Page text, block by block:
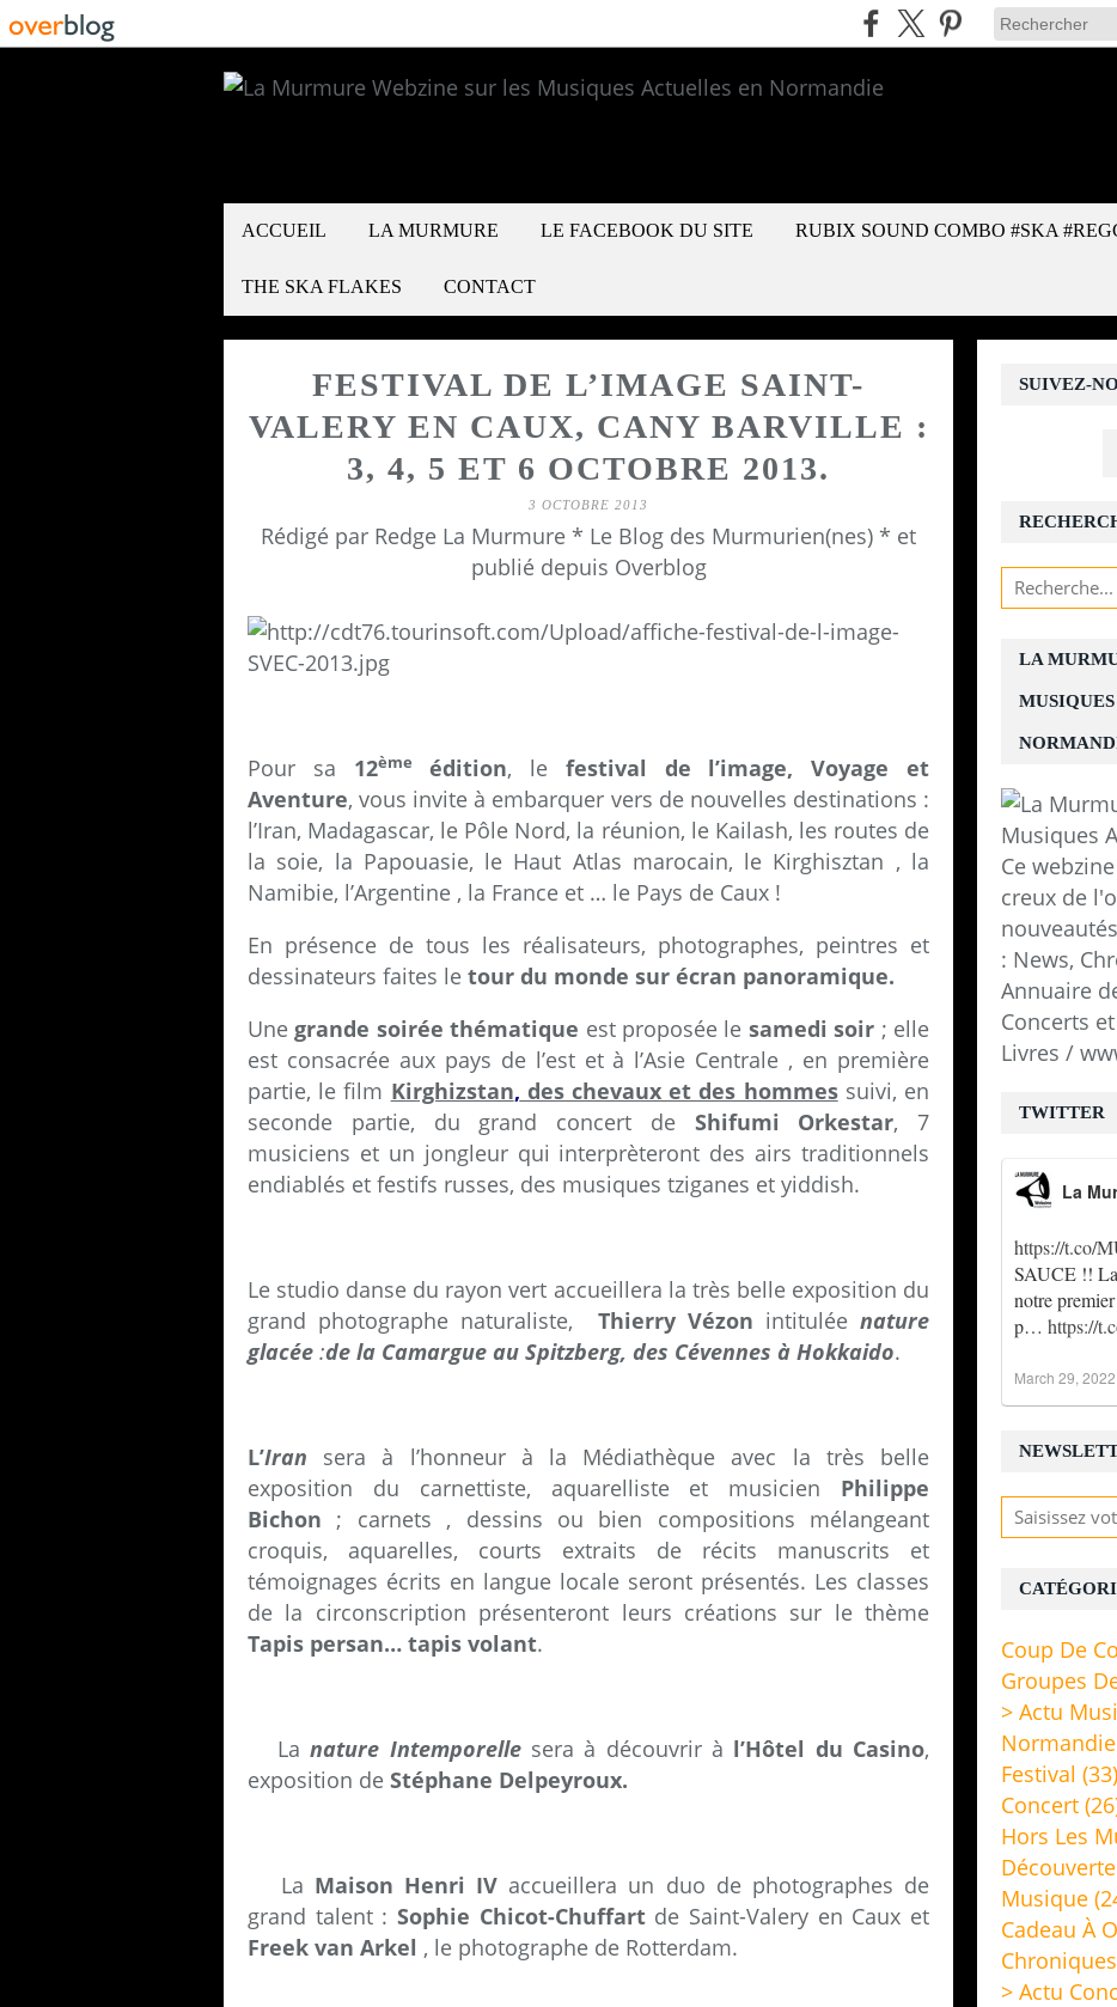
ACCUEIL LA MURMURE LE FACEBOOK DU SITE RUBIX SOUND COMBO #SKA
THE SKA FLAKES CONTACT
FESTIVAL DE L’IMAGE SAINT-
VALERY EN CAUX, CANY BARVILLE :
3, 4, 5 ET 6 OCTOBRE 2013.
3 OCTOBRE 2013
Rédigé par Redge La Murmure * Le Blog des Murmurien(nes) * et
publié depuis Overblog
Pour sa 12ème édition, le festival de l’image, Voyage et
Aventure, vous invite à embarquer vers de nouvelles destinations :
l’Iran, Madagascar, le Pôle Nord, la réunion, le Kailash, les routes de
la soie, la Papouasie, le Haut Atlas marocain, le Kirghisztan , la
Namibie, l’Argentine , la France et … le Pays de Caux !
En présence de tous les réalisateurs, photographes, peintres et
dessinateurs faites le tour du monde sur écran panoramique.
Unegrande soirée thématique est proposée le samedi soir ; elle
est consacrée aux pays de l’est et à l’Asie Centrale , en première
partie, le film Kirghizstan, des chevaux et des hommes suivi, en
seconde partie, du grand concert de Shifumi Orkestar, 7
musiciens et un jongleur qui interprèteront des airs traditionnels
endiablés et festifs russes, des musiques tziganes et yiddish.
Le studio danse du rayon vert accueillera la très belle exposition du
grand photographe naturaliste,
Thierry Vézon intitulée nature
glacée :de la Camargue au Spitzberg, des Cévennes à Hokkaido.
L’Iran
sera à l’honneur à la Médiathèque avec la très belle
exposition du carnettiste, aquarelliste et musicien Philippe
Bichon ; carnets , dessins ou bien compositions mélangeant
croquis, aquarelles, courts extraits de récits manuscrits et
témoignages écrits en langue locale seront présentés. Les classes
de la circonscription présenteront leurs créations sur le thème
Tapis persan… tapis volant.
Lanature Intemporellesera à découvrir à l’Hôtel du Casino,
exposition de Stéphane Delpeyroux.
La Maison Henri IV accueillera un duo de photographes de
grand talent : Sophie Chicot-Chuffartde Saint-Valery en Caux et
Freek van Arkel , le photographe de Rotterdam.
SUIVEZ-
LA
Ce
creux de
: News,
Annuaire
Concerts
Livres /
TWITTER
https://t.co/
SAUCE !!
notre
p… https://
La
March 29, 2022
Coup De
Groupes
> Actu
Normandie
Festival (33)
Concert
Hors Les
Découverte
Musique
Cadeau À
Chroniques
> Actu